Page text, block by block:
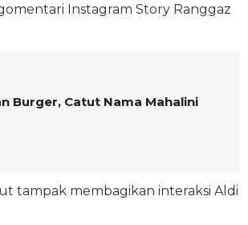
Instagram Story Ranggaz
Burger, Catut Nama Mahalini
tampak membagikan interaksi Aldi